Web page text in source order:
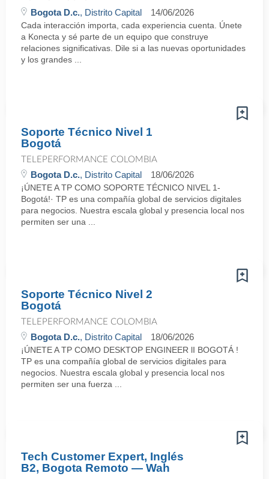
Bogota D.c., Distrito Capital 14/06/2026
Cada interacción importa, cada experiencia cuenta. Únete
a Konecta y sé parte de un equipo que construye
relaciones significativas. Dile si a las nuevas oportunidades
y los grandes ...
Soporte Técnico Nivel 1
Bogotá
TELEPERFORMANCE COLOMBIA
Bogota D.c., Distrito Capital 18/06/2026
¡ÚNETE A TP COMO SOPORTE TÉCNICO NIVEL 1-
Bogotá!· TP es una compañía global de servicios digitales
para negocios. Nuestra escala global y presencia local nos
permiten ser una ...
Soporte Técnico Nivel 2
Bogotá
TELEPERFORMANCE COLOMBIA
Bogota D.c., Distrito Capital 18/06/2026
¡ÚNETE A TP COMO DESKTOP ENGINEER lI BOGOTÁ !
TP es una compañía global de servicios digitales para
negocios. Nuestra escala global y presencia local nos
permiten ser una fuerza ...
Tech Customer Expert, Inglés
B2, Bogota Remoto — Wah